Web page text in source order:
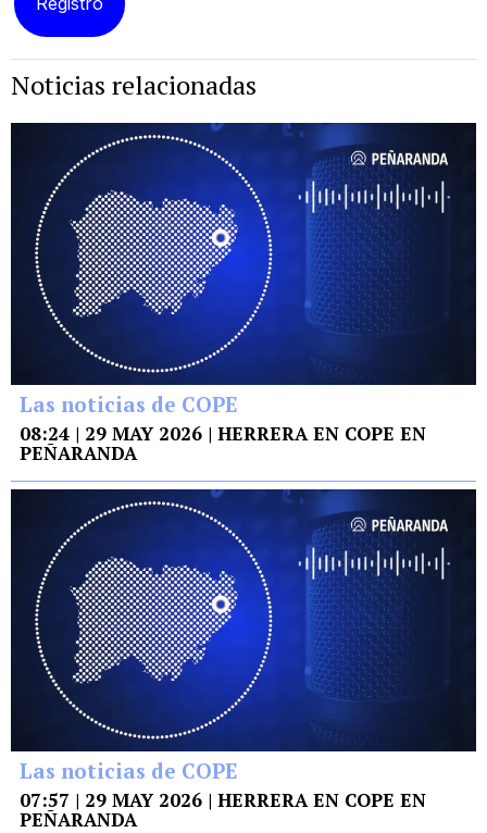
Noticias relacionadas
Las noticias de COPE
08:24 | 29 MAY 2026 | HERRERA EN COPE EN
PEÑARANDA
Las noticias de COPE
07:57 | 29 MAY 2026 | HERRERA EN COPE EN
PEÑARANDA